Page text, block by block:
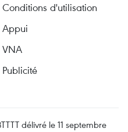
Conditions d'utilisation
Appui
VNA
Publicité
délivré le 11 septembre